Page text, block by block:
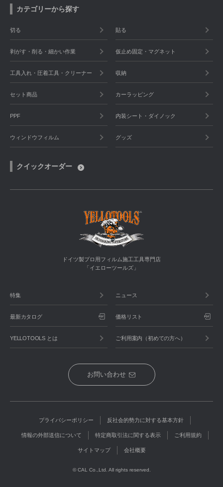
カテゴリーから探す
切る 貼る
剥がす・削る・細かい作業 仮止め固定・マグネット
工具入れ・圧着工具・クリーナー 収納
セット商品 カーラッピング
PPF 内装シート・ダイノック
ウィンドウフィルム グッズ
クイックオーダー
ドイツ製プロ用フィルム施工工具専門店
「イエローツールズ」
特集 ニュース
最新カタログ 価格リスト
YELLOTOOLS とは ご利用案内（初めての方へ）
お問い合わせ
プライバシーポリシー 反社会的勢力に対する基本方針
情報の外部送信について 特定商取引法に関する表示 ご利用規約
サイトマップ 会社概要
© CAL Co.,Ltd. All rights reserved.